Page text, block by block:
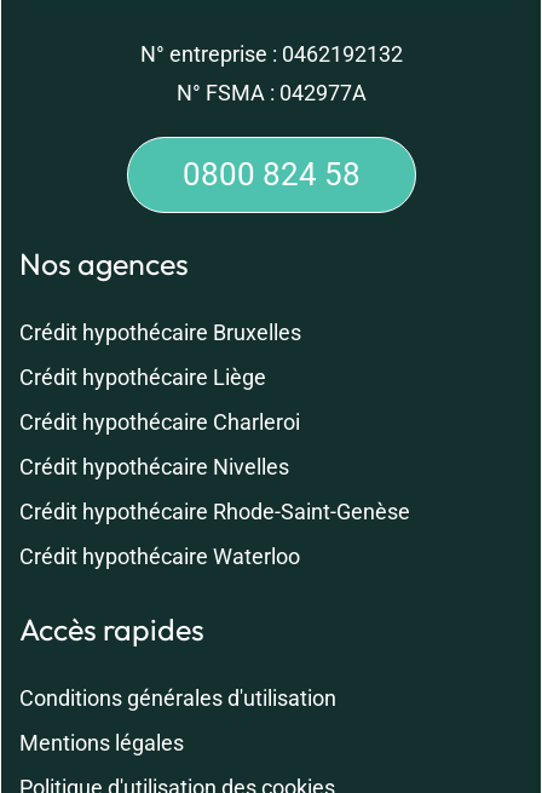
N° entreprise : 0462192132
N° FSMA : 042977A
0800 824 58
Nos agences
Crédit hypothécaire Bruxelles
Crédit hypothécaire Liège
Crédit hypothécaire Charleroi
Crédit hypothécaire Nivelles
Crédit hypothécaire Rhode-Saint-Genèse
Crédit hypothécaire Waterloo
Accès rapides
Conditions générales d'utilisation
Mentions légales